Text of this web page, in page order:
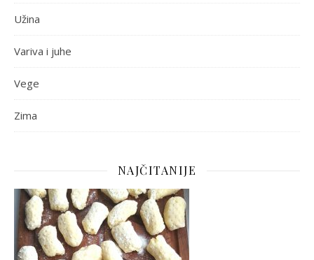
Užina
Variva i juhe
Vege
Zima
NAJČITANIJE